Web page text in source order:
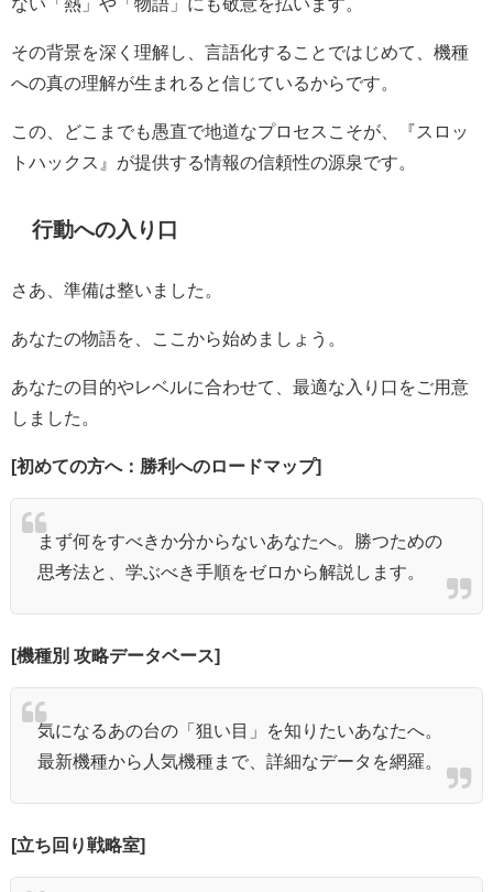
ない「熱」や「物語」にも敬意を払います。
その背景を深く理解し、言語化することではじめて、機種
への真の理解が生まれると信じているからです。
この、どこまでも愚直で地道なプロセスこそが、『スロッ
トハックス』が提供する情報の信頼性の源泉です。
行動への入り口
さあ、準備は整いました。
あなたの物語を、ここから始めましょう。
あなたの目的やレベルに合わせて、最適な入り口をご用意
しました。
[初めての方へ：勝利へのロードマップ]
まず何をすべきか分からないあなたへ。勝つための
思考法と、学ぶべき手順をゼロから解説します。
[機種別 攻略データベース]
気になるあの台の「狙い目」を知りたいあなたへ。
最新機種から人気機種まで、詳細なデータを網羅。
[立ち回り戦略室]